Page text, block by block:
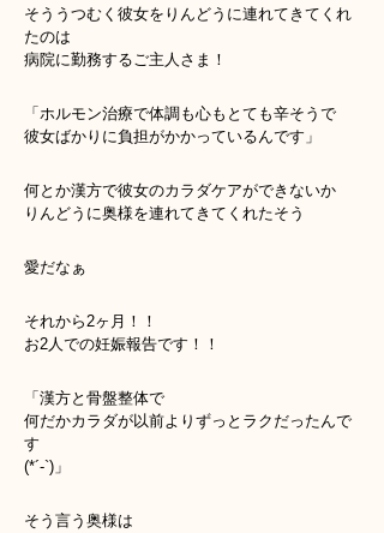
そううつむく彼女をりんどうに連れてきてくれ
たのは
病院に勤務するご主人さま！
「ホルモン治療で体調も心もとても辛そうで
彼女ばかりに負担がかかっているんです」
何とか漢方で彼女のカラダケアができないか
りんどうに奥様を連れてきてくれたそう
愛だなぁ
それから2ヶ月！！
お2人での妊娠報告です！！
「漢方と骨盤整体で
何だかカラダが以前よりずっとラクだったんで
す
(*´-`)」
そう言う奥様は